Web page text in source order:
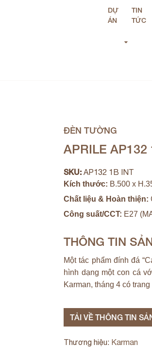
DỰ
ÁN
TIN
TỨC
ĐÈN TƯỜNG
APRILE AP132
SKU: AP132 1B INT
Kích thước: B.500 x
Chất liệu & Hoàn thiện:
Công suất/CCT: E27
THÔNG TIN
Một tác phẩm đính đá
hình dạng một con cá
Karman, tháng 4 có
TẢI VỀ THÔNG TIN
Thương hiệu: Karman